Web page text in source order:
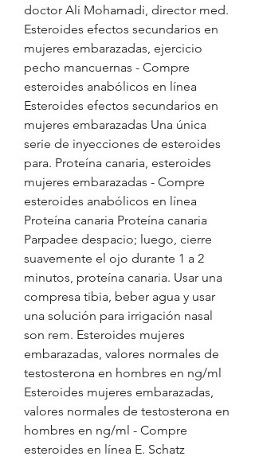
doctor Ali Mohamadi, director med.
Esteroides efectos secundarios en
mujeres embarazadas, ejercicio
pecho mancuernas - Compre
esteroides anabólicos en línea
Esteroides efectos secundarios en
mujeres embarazadas Una única
serie de inyecciones de esteroides
para. Proteína canaria, esteroides
mujeres embarazadas - Compre
esteroides anabólicos en línea
Proteína canaria Proteína canaria
Parpadee despacio; luego, cierre
suavemente el ojo durante 1 a 2
minutos, proteína canaria. Usar una
compresa tibia, beber agua y usar
una solución para irrigación nasal
son rem. Esteroides mujeres
embarazadas, valores normales de
testosterona en hombres en ng/ml
Esteroides mujeres embarazadas,
valores normales de testosterona en
hombres en ng/ml - Compre
esteroides en línea E. Schatz